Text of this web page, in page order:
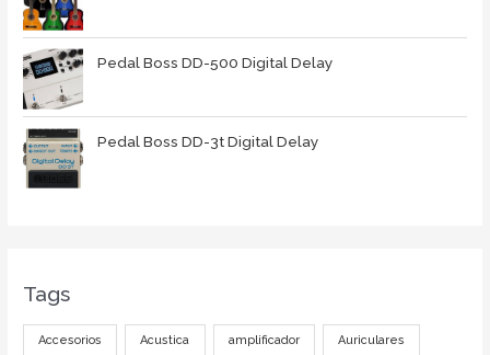
Pedal Boss DD-500 Digital Delay
Pedal Boss DD-3t Digital Delay
Tags
Accesorios Acustica amplificador Auriculares